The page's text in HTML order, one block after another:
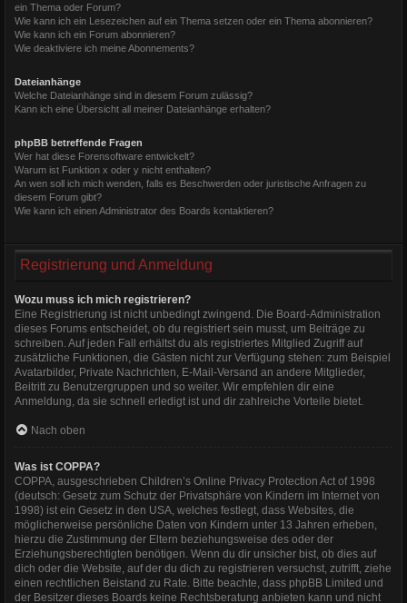
ein Thema oder Forum?
Wie kann ich ein Lesezeichen auf ein Thema setzen oder ein Thema abonnieren?
Wie kann ich ein Forum abonnieren?
Wie deaktiviere ich meine Abonnements?
Dateianhänge
Welche Dateianhänge sind in diesem Forum zulässig?
Kann ich eine Übersicht all meiner Dateianhänge erhalten?
phpBB betreffende Fragen
Wer hat diese Forensoftware entwickelt?
Warum ist Funktion x oder y nicht enthalten?
An wen soll ich mich wenden, falls es Beschwerden oder juristische Anfragen zu
diesem Forum gibt?
Wie kann ich einen Administrator des Boards kontaktieren?
Registrierung und Anmeldung
Wozu muss ich mich registrieren?
Eine Registrierung ist nicht unbedingt zwingend. Die Board-Administration
dieses Forums entscheidet, ob du registriert sein musst, um Beiträge zu
schreiben. Auf jeden Fall erhältst du als registriertes Mitglied Zugriff auf
zusätzliche Funktionen, die Gästen nicht zur Verfügung stehen: zum Beispiel
Avatarbilder, Private Nachrichten, E-Mail-Versand an andere Mitglieder,
Beitritt zu Benutzergruppen und so weiter. Wir empfehlen dir eine
Anmeldung, da sie schnell erledigt ist und dir zahlreiche Vorteile bietet.
Nach oben
Was ist COPPA?
COPPA, ausgeschrieben Children’s Online Privacy Protection Act of 1998
(deutsch: Gesetz zum Schutz der Privatsphäre von Kindern im Internet von
1998) ist ein Gesetz in den USA, welches festlegt, dass Websites, die
möglicherweise persönliche Daten von Kindern unter 13 Jahren erheben,
hierzu die Zustimmung der Eltern beziehungsweise des oder der
Erziehungsberechtigten benötigen. Wenn du dir unsicher bist, ob dies auf
dich oder die Website, auf der du dich zu registrieren versuchst, zutrifft, ziehe
einen rechtlichen Beistand zu Rate. Bitte beachte, dass phpBB Limited und
der Besitzer dieses Boards keine Rechtsberatung anbieten kann und nicht